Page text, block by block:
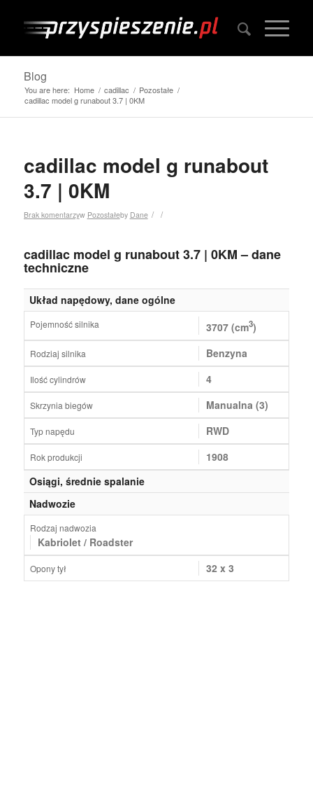
Blog
You are here: Home / cadillac / Pozostałe /
cadillac model g runabout 3.7 | 0KM
cadillac model g runabout
3.7 | 0KM
Brak komentarzy /
w Pozostałe /
by Dane
cadillac model g runabout 3.7 | 0KM – dane
techniczne
Układ napędowy, dane ogólne
Pojemność silnika 3707 (cm3)
Rodziaj silnika Benzyna
Ilość cylindrów 4
Skrzynia biegów Manualna (3)
Typ napędu RWD
Rok produkcji
1908
Osiągi, średnie spalanie
Nadwozie
Rodzaj nadwozia
Kabriolet / Roadster
Opony tył 32 x 3